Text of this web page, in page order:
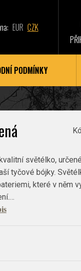
EUR CZK
PODMÍNKY
světélko,
tyčové bójky.
které v něm